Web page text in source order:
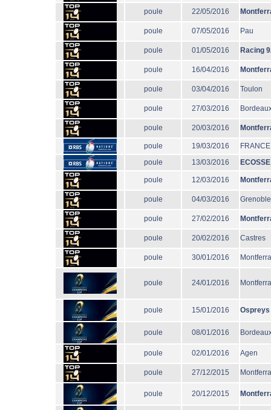
poule 22/05/2016
poule 07/05/2016 Pau
poule 01/05/2016 Racing
poule 16/04/2016
poule 03/04/2016 Toulon
poule 27/03/2016
poule 20/03/2016
poule 19/03/2016
FRANCE
poule
13/03/2016 ECOSSE
poule 12/03/2016
poule 04/03/2016 Grenoble
poule 27/02/2016
poule 20/02/2016 Castres
poule 30/01/2016
poule 24/01/2016
poule 15/01/2016 Ospreys
poule 08/01/2016
poule 02/01/2016 Agen
poule 27/12/2015
poule 20/12/2015